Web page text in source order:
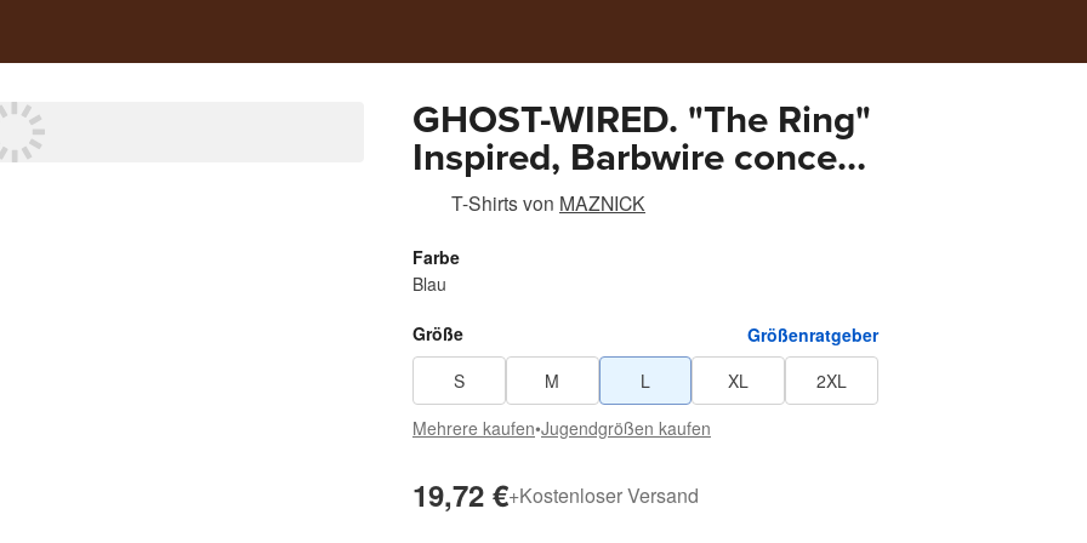
GHOST-WIRED. "The Ring"
Inspired, Barbwire concept
V2. By Maznick
T-Shirtsvon MAZNICK
Farbe
Blau
Größe
Größenratgeber
S
M L XL
2XL
Mehrere kaufen•Jugendgrößen kaufen
19,72 €+Kostenloser Versand